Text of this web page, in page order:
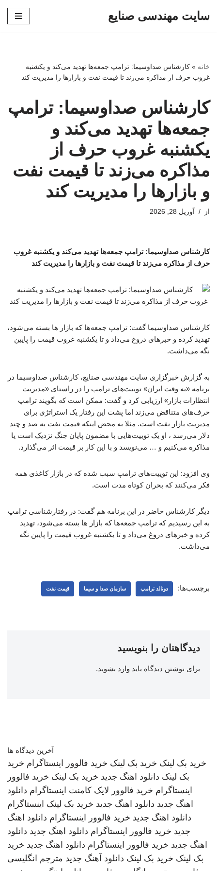
سایت مهندسی صنایع
خانه » کارشناس صداوسیما: ترامپ جمعه‌ها تهدید می‌کند و یکشنبه
غروب حرف از مذاکره می‌زند تا قیمت نفت و بازارها را مدیریت کند
کارشناس صداوسیما: ترامپ
جمعه‌ها تهدید می‌کند و
یکشنبه غروب حرف از
مذاکره می‌زند تا قیمت نفت
و بازارها را مدیریت کند
از آوریل 28, 2026
کارشناس صداوسیما: ترامپ جمعه‌ها تهدید می‌کند و یکشنبه غروب
حرف از مذاکره می‌زند تا قیمت نفت و بازارها را مدیریت کند
کارشناس صداوسیما گفت: ترامپ جمعه‌ها که بازار ها بسته می‌شود،
تهدید کرده و خبرهای دروغ می‌داد و تا یکشنبه غروب قیمت را پایین
نگه می‌داشت.
به گزارش خبرگزاری سایت مهندسی صنایع، کارشناس صداوسیما در
برنامه «به وقت ایران» توییت‌های ترامپ را در راستای «مدیریت
انتظارات بازار» ارزیابی کرد و گفت: ممکن است که بگویند ترامپ
حرف‌های متناقض می‌زند اما پشت این رفتار یک استراتژی برای
مدیریت بازار نفت است. مثلا به محض اینکه قیمت نفت به صد و چند
دلار می‌رسد ، او یک توییت‌هایی با مضمون پایان جنگ نزدیک است یا
مذاکره می‌کنیم و … می‌نویسد و با این کار بر قیمت اثر می‌گذارد.
وی افزود: این توییت‌های ترامپ سبب شده که در بازار کاغذی همه
فکر می‌کنند که بحران کوتاه مدت است.
دیگر کارشناس حاضر در این برنامه هم گفت: در رفتارشناسی ترامپ
به این رسیدیم که ترامپ جمعه‌ها که بازار ها بسته می‌شود، تهدید
کرده و خبرهای دروغ می‌داد و تا یکشنبه غروب قیمت را پایین نگه
می‌داشت.
برچسب‌ها: دونالد ترامپ سازمان صدا و سیما قیمت نفت
دیدگاهتان را بنویسید
برای نوشتن دیدگاه باید وارد بشوید.
آخرین دیدگاه ها
خرید بک لینک خرید بک لینک خرید فالوور اینستاگرام خرید
بک لینک دانلود اهنگ جدید خرید بک لینک خرید فالوور
اینستاگرام خرید فالوور لایک کامنت اینستاگرام دانلود
اهنگ جدید دانلود اهنگ جدید خرید بک لینک اینستاگرام
دانلود اهنگ جدید خرید فالوور اینستاگرام دانلود اهنگ
جدید خرید فالوور اینستاگرام دانلود اهنگ جدید دانلود
اهنگ جدید خرید فالوور اینستاگرام دانلود اهنگ جدید خرید
بک لینک خرید بک لینک دانلود آهنگ جدید مترجم انگلیسی